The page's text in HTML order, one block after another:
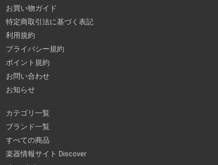
お買い物ガイド
特定商取引法に基づく表記
利用規約
プライバシー規約
ポイント規約
お問い合わせ
お知らせ
カテゴリ一覧
ブランド一覧
すべての商品
楽器情報サイト Discover